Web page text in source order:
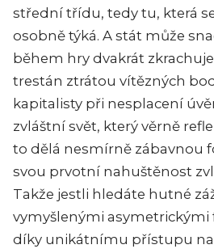
střední třídu, tedy tu, která
osobně týká. A stát může
během hry dvakrát
trestán ztrátou vítězných
kapitalisty při nesplacení
zvláštní svět, který věrně
to dělá nesmírně zábavnou
svou prvotní nahuštěnost
Takže jestli hledáte hutné
vymyšlenými asymetrickými
díky unikátnímu přístupu